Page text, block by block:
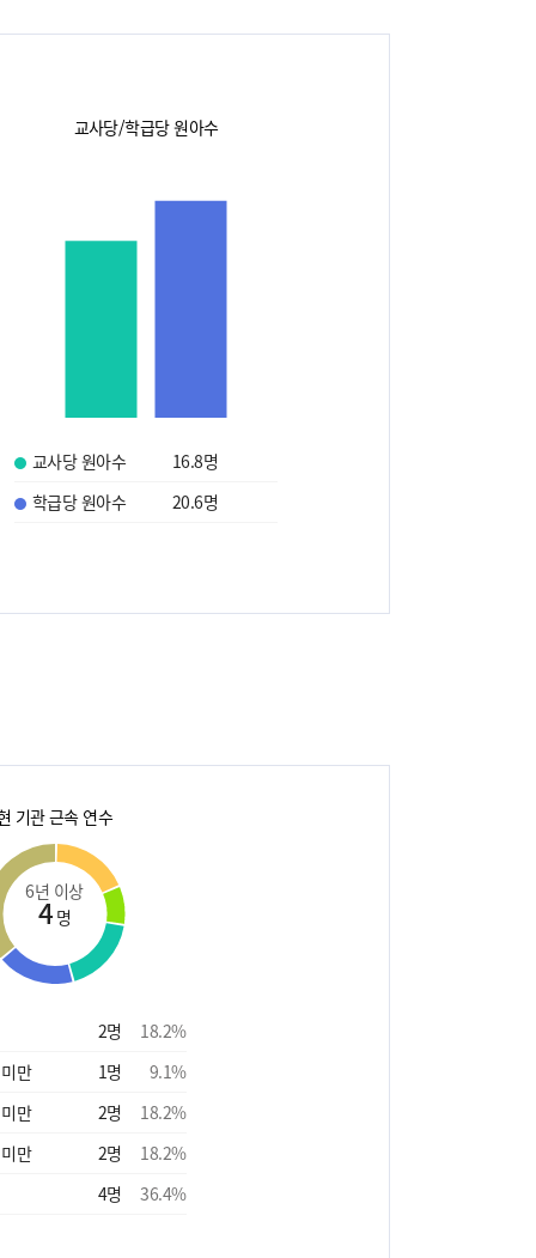
교사당/학급당 원아수
교사당 원아수 16.8명
학급당 원아수
20.6명
기관 근속 연수
6년 이상
4 명
2명 18.2%
만
1명 9.1%
만
2명 18.2%
만
2명 18.2%
4명 36.4%